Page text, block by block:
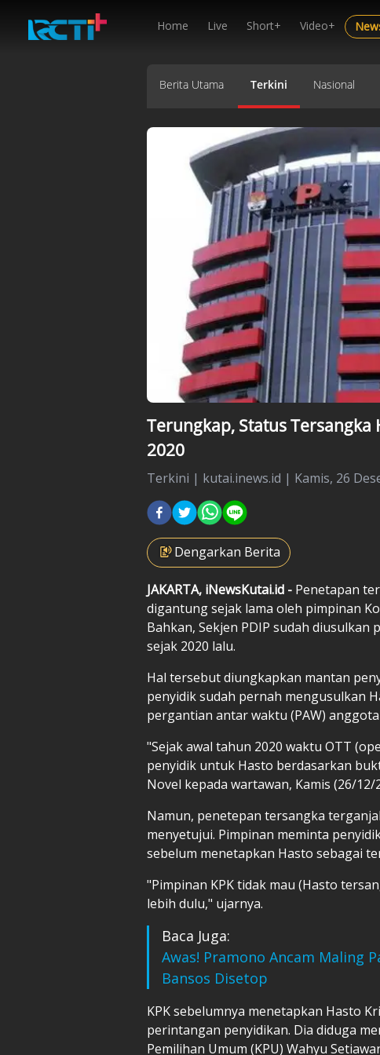
Home Live Short+ Video+
Berita Utama Terkini Nasional
Terungkap, Status
2020
Terkini | kutai.inews.id | Kamis, 26
Dengarkan Berita
JAKARTA, iNewsKutai.id - Penetapan
digantung sejak lama oleh pimpinan
Bahkan, Sekjen PDIP sudah
sejak 2020 lalu.
Hal tersebut diungkapkan mantan
penyidik sudah pernah mengusulkan
pergantian antar waktu (PAW)
"Sejak awal tahun 2020 waktu OTT
penyidik untuk Hasto berdasarkan
Novel kepada wartawan, Kamis (26/12/
Namun, penetepan tersangka
menyetujui. Pimpinan meminta
sebelum menetapkan Hasto sebagai
"Pimpinan KPK tidak mau (Hasto
lebih dulu," ujarnya.
Baca Juga:
Awas! Pramono Ancam Maling
Bansos Disetop
KPK sebelumnya menetapkan Hasto
perintangan penyidikan. Dia diduga
Pemilihan Umum (KPU) Wahyu